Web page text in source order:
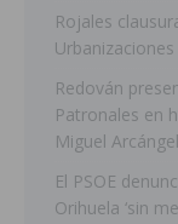
Rojales
Redován
Patronales en
Miguel Arcángel
El PSOE
Orihuela ‘sin